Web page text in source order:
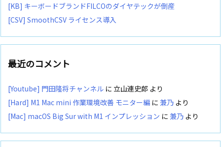
[KB] キーボードブランドFILCOのダイヤテックが倒産
[CSV] SmoothCSV ライセンス導入
最近のコメント
[Youtube] 門田隆将チャンネル に 立山連史郎 より
[Hard] M1 Mac mini 作業環境改善 モニター編 に 兼乃 より
[Mac] macOS Big Sur with M1 インプレッション に 兼乃 より